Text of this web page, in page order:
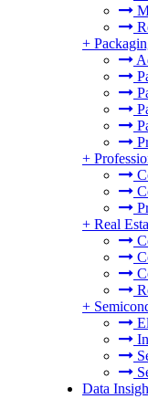
+
+
+ Real
+
Data